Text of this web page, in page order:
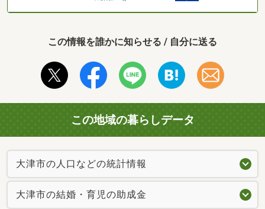
この情報を誰かに知らせる / 自分に送る
この地域の暮らしデータ
大津市の人口などの統計情報
大津市の結婚・育児の助成金